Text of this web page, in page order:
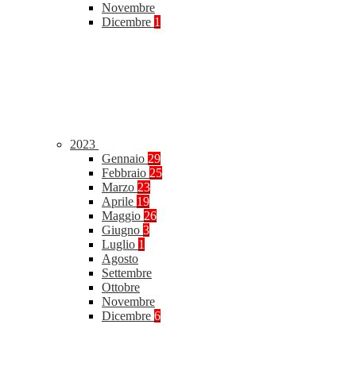
Novembre
Dicembre 1
2023
Gennaio 29
Febbraio 25
Marzo 23
Aprile 19
Maggio 26
Giugno 3
Luglio 1
Agosto
Settembre
Ottobre
Novembre
Dicembre 6